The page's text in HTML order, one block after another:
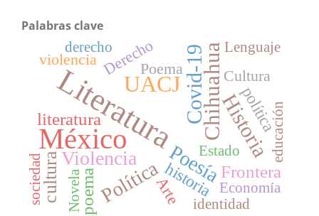
Palabras clave
Literatura
México
UACJ ChihuahuaHistoria
Covid-19
Poesía
Violencia
Política
cultura poema Frontera
literatura política
historia
Cultura
Poema
Arte
Derecho
violencia
sociedad
derecho
educación
identidad
Economía
Lenguaje
Estado
Novela